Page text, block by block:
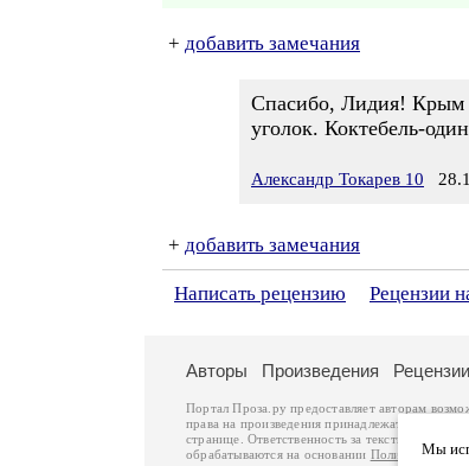
+ добавить замечания
Спасибо, Лидия! Крым
уголок. Коктебель-
Александр Токарев 10
+ добавить замечания
Написать рецензию Рецензии
Мы
Авторы Произведения Рецензии
Портал Проза.ру предоставляет авторам
права на произведения принадлежат авторам и
странице. Ответственность за тексты
обрабатываются на основании Политики